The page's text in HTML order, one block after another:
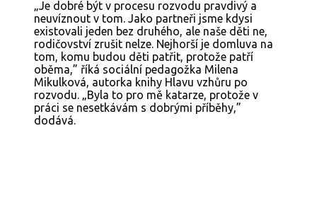
„Je dobré být v procesu rozvodu pravdivý a
neuvíznout v tom. Jako partneři jsme kdysi
existovali jeden bez druhého, ale naše děti ne,
rodičovství zrušit nelze. Nejhorší je domluva na
tom, komu budou děti patřit, protože patří
oběma,” říká sociální pedagožka Milena
Mikulková, autorka knihy Hlavu vzhůru po
rozvodu. „Byla to pro mě katarze, protože v
práci se nesetkávám s dobrými příběhy,”
dodává.